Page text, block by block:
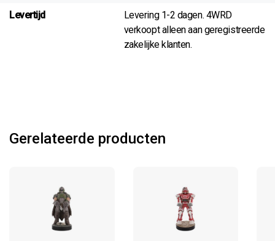
Levertijd
Levering 1-2 dagen. 4WRD
verkoopt alleen aan geregistreerde
zakelijke klanten.
Gerelateerde producten